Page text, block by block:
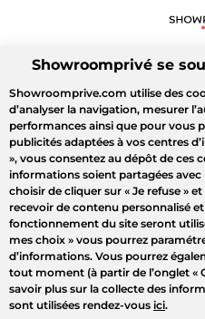
Showroomprivé se
Showroomprive.com utilise des
d’analyser la navigation, mesurer
performances ainsi que pour vous
publicités adaptées à vos centres
», vous consentez au dépôt de ces
informations soient partagées avec
choisir de cliquer sur « Je refuse » et
recevoir de contenu personnalisé
fonctionnement du site seront
mes choix » vous pourrez
d’informations. Vous pourrez
tout moment (à partir de l’onglet «
savoir plus sur la collecte des
sont utilisées rendez-vous ici.